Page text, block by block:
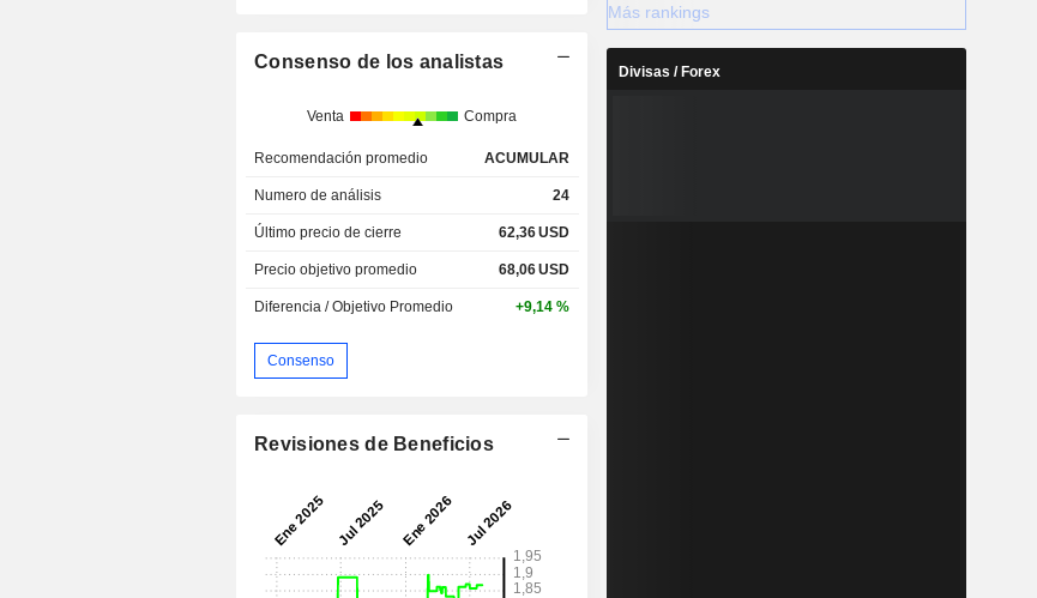
Consenso de los analistas
Venta Compra
Recomendación promedio ACUMULAR
Numero de análisis 24
Último precio de cierre 62,36USD
Precio objetivo promedio 68,06USD
Diferencia / Objetivo Promedio +9,14 %
Consenso
Revisiones de Beneficios
Más rankings
Divisas / Forex